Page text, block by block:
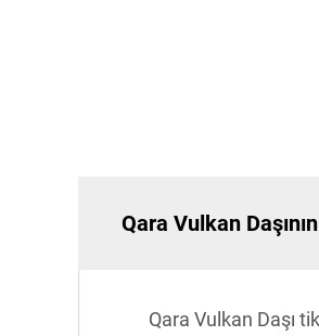
Qara Vulkan
Qara Vulkan Daşı